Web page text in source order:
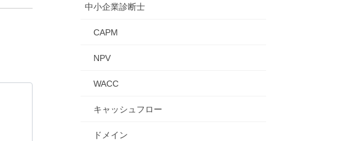
中小企業診断士
CAPM
NPV
WACC
キャッシュフロー
ドメイン